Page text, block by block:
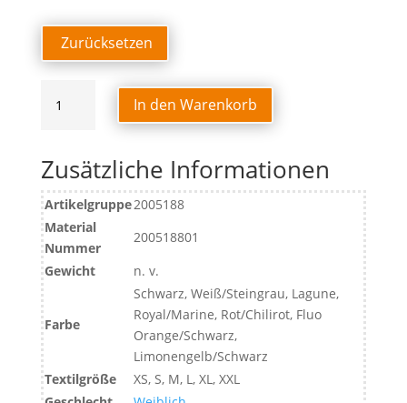
Zurücksetzen
DAMEN
Menge
In den Warenkorb
Zusätzliche Informationen
Artikelgruppe2005188
Material
Nummer
200518801
Gewicht
n. v.
Farbe
Schwarz, Weiß/Steingrau, Lagune,
Royal/Marine, Rot/Chilirot, Fluo
Orange/Schwarz,
Limonengelb/Schwarz
Textilgröße
XS, S, M, L, XL, XXL